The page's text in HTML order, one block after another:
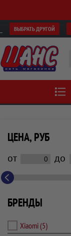
ВЫБРАТЬ ДРУГОЙ
ЦЕНА, РУБ
от до
БРЕНДЫ
Xiaomi(5)